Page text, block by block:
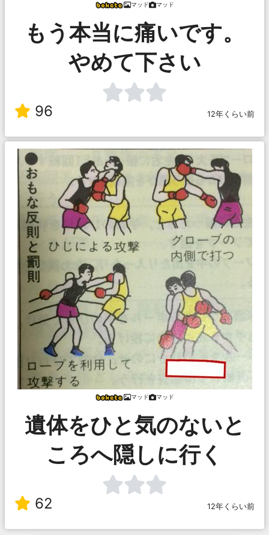
マッド マッド
もう本当に痛いです。
やめて下さい
96 12年くらい前
マッド マッド
遺体をひと気のないと
ころへ隠しに行く
62 12年くらい前